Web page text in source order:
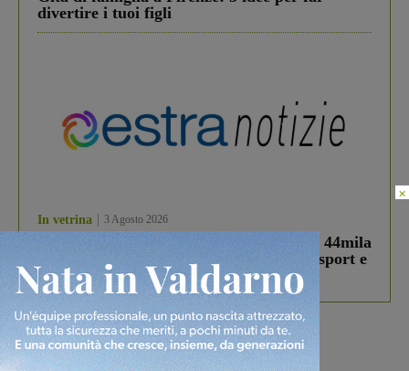
divertire i tuoi figli
In vetrina 3 Agosto 2026
Estra Notizie agosto: Smart Cities, oltre 44mila
studenti coinvolti, torna il bando per lo sport e
debutta il podcast Estrair
×